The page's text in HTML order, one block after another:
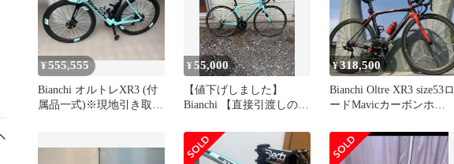
¥555,555
Bianchi オルトレXR3 (付
属品一式)※現地引き取り
¥55,000
【値下げしました】
Bianchi 【直接引渡しの
¥318,500
Bianchi Oltre XR3 size53ロ
ードMavicカーボンホイ